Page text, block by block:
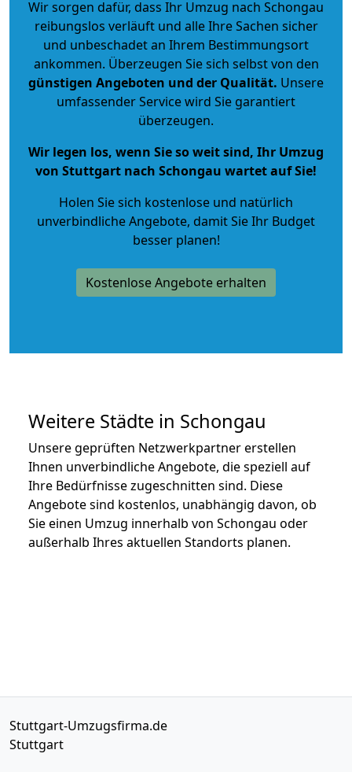
Wir sorgen dafür, dass Ihr Umzug nach Schongau
reibungslos verläuft und alle Ihre Sachen sicher
und unbeschadet an Ihrem Bestimmungsort
ankommen. Überzeugen Sie sich selbst von den
günstigen Angeboten und der Qualität. Unsere
umfassender Service wird Sie garantiert
überzeugen.
Wir legen los, wenn Sie so weit sind, Ihr Umzug
von Stuttgart nach Schongau wartet auf Sie!
Holen Sie sich kostenlose und natürlich
unverbindliche Angebote, damit Sie Ihr Budget
besser planen!
Kostenlose Angebote erhalten
Weitere Städte in Schongau
Unsere geprüften Netzwerkpartner erstellen
Ihnen unverbindliche Angebote, die speziell auf
Ihre Bedürfnisse zugeschnitten sind. Diese
Angebote sind kostenlos, unabhängig davon, ob
Sie einen Umzug innerhalb von Schongau oder
außerhalb Ihres aktuellen Standorts planen.
Stuttgart-Umzugsfirma.de
Stuttgart